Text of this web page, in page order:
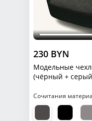
230 BYN
Модельные
(чёрный +
Сочитания